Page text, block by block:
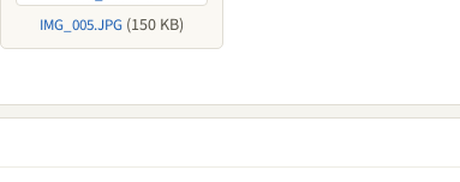
IMG_005.JPG (150 KB)